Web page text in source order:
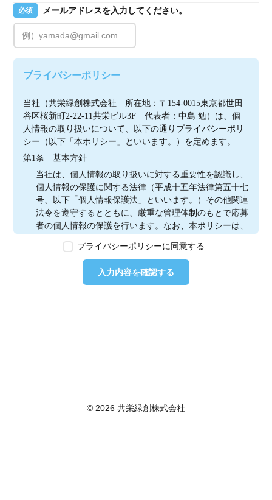
必須 メールアドレスを入力してください。
プライバシーポリシー
当社（共栄緑創株式会社　所在地：〒154-0015東京都世田
谷区桜新町2-22-11共栄ビル3F　代表者：中島 勉）は、個
人情報の取り扱いについて、以下の通りプライバシーポリ
シー（以下「本ポリシー」といいます。）を定めます。
第1条　基本方針
当社は、個人情報の取り扱いに対する重要性を認識し、
個人情報の保護に関する法律（平成十五年法律第五十七
号、以下「個人情報保護法」といいます。）その他関連
法令を遵守するとともに、厳重な管理体制のもとで応募
者の個人情報の保護を行います。なお、本ポリシーは、
のとします。
第2条　個人情報の定義
本ポリシーにおいて「個人情報」とは、個人情報保護法
利用の停止、消去及び第三者への提供の停止を行うこと
プライバシーポリシーに同意する
入力内容を確認する
© 2026 共栄緑創株式会社